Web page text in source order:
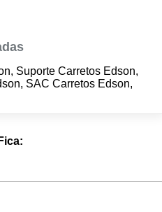
Suporte Carretos Edson,
SAC Carretos Edson,